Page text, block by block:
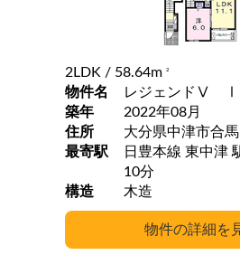
2LDK / 58.64m 2
物件名
レジェンドⅤ Ⅰ
築年
2022年08月
住所
大分県中津市合馬
最寄駅
日豊本線 東中津 駅 徒歩
10分
構造
木造